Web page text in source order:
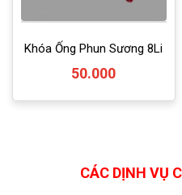
Khóa Ống Phun Sương 8Li
50.000
CÁC DỊNH VỤ